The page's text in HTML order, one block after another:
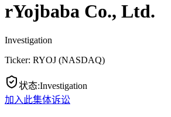
rYojbaba Co., Ltd.
Investigation
Ticker: RYOJ (NASDAQ)
状态:Investigation
加入此集体诉讼